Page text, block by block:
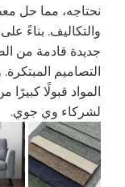
نحتاجه، مما حل
والتكاليف. بناءً
جديدة قادمة من
التصاميم
المواد قبولًا كبيرًا
لشركاء وي جوي.